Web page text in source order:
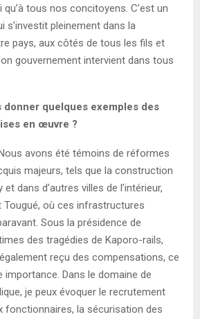
tous nos concitoyens. C’est un
s’investit pleinement dans la
pays, aux côtés de tous les fils et
gouvernement intervient dans tous
donner quelques exemples des
en œuvre ?
avons été témoins de réformes
majeurs, tels que la construction
dans d’autres villes de l’intérieur,
Tougué, où ces infrastructures
Sous la présidence de
des tragédies de Kaporo-rails,
reçu des compensations, ce
importance. Dans le domaine de
je peux évoquer le recrutement
fonctionnaires, la sécurisation des